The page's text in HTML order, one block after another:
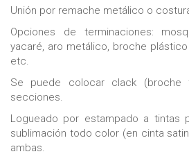
Unión por remache metálico o
Opciones de terminaciones:
yacaré, aro metálico, broche
etc.
Se puede colocar clack (broche
secciones.
Logueado por estampado a tintas
sublimación todo color (en cinta
ambas.